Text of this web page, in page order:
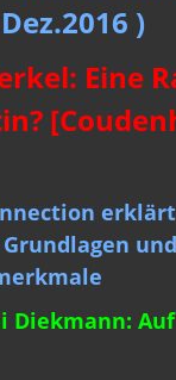
)
Eine
erklärt
und
Diekmann: